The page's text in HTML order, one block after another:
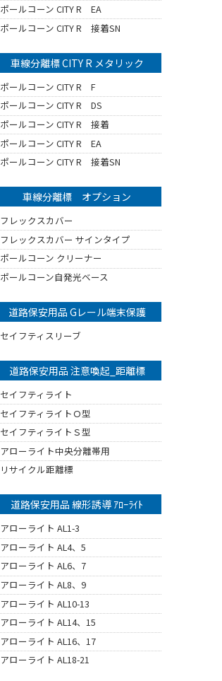
ポールコーン CITY R EA
ポールコーン CITY R 接着SN
車線分離標 CITY R メタリック
ポールコーン CITY R F
ポールコーン CITY R DS
ポールコーン CITY R 接着
ポールコーン CITY R EA
ポールコーン CITY R 接着SN
車線分離標 オプション
フレックスカバー
フレックスカバー サインタイプ
ポールコーン クリーナー
ポールコーン自発光ベース
道路保安用品 Gレール端末保護
セイフティスリーブ
道路保安用品 注意喚起_距離標
セイフティライト
セイフティライトＯ型
セイフティライトＳ型
アローライト中央分離帯用
リサイクル距離標
道路保安用品 線形誘導 ｱﾛｰﾗｲﾄ
アローライト AL1-3
アローライト AL4、5
アローライト AL6、7
アローライト AL8、9
アローライト AL10-13
アローライト AL14、15
アローライト AL16、17
アローライト AL18-21